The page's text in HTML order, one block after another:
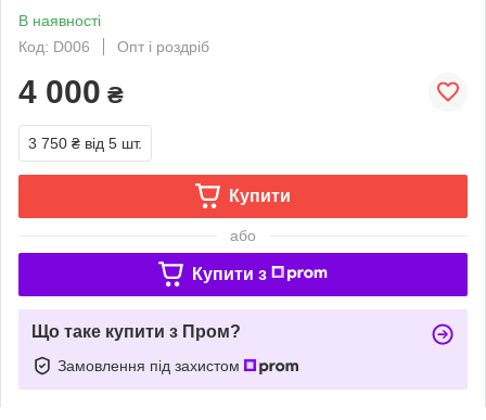
В наявності
Код: D006
Опт і роздріб
4 000 ₴
3 750 ₴ від 5 шт.
Купити
або
Купити з
Що таке купити з Пром?
Замовлення під захистом